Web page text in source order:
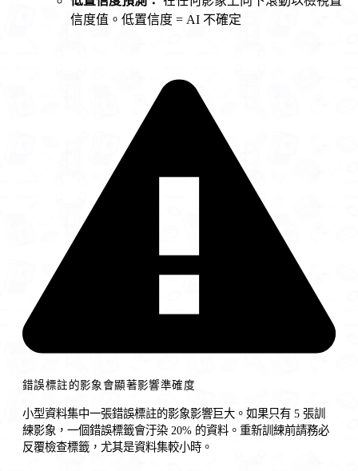
信度值。低置信度 = AI 不確定
錯誤標註的影象會顯著影響準確度
小型資料集中一張錯誤標註的影象影響巨大。如果只有 5 張訓
練影象，一個錯誤標籤會汙染 20% 的資料。重新訓練前請務必
反覆檢查標籤，尤其是資料集較小時。